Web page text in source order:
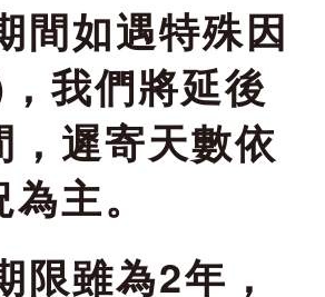
險：已投保國
險一千萬元
登錄字號：B-
00000-0
間如遇特殊因
我們將延後
，遲寄天數依
主。
限雖為2年，